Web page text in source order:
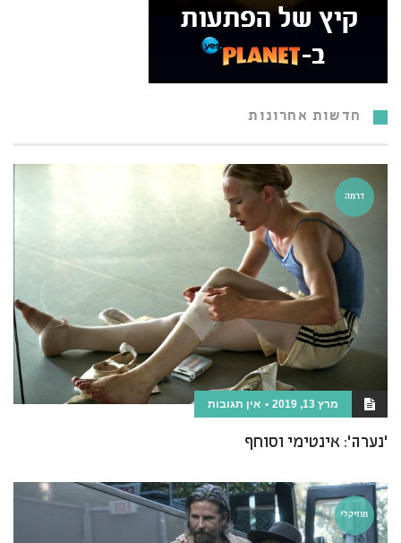
חדשות אחרונות
דרמה
מרץ 13, 2019 אין תגובות
'נערה': אינטימי וסוחף
מוזיקלי